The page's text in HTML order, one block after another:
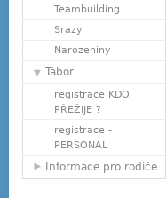
Teambuilding
Srazy
Narozeniny
Tábor
registrace KDO
PŘEŽIJE ?
registrace -
PERSONAL
Informace pro rodiče